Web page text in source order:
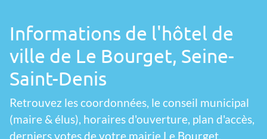
Informations de l'hôtel de
ville de Le Bourget, Seine-
Saint-Denis
Retrouvez les coordonnées, le conseil municipal
(maire & élus), horaires d'ouverture, plan d'accès,
derniers votes de votre mairie Le Bourget.